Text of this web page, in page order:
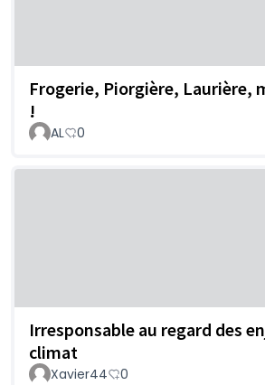
Frogerie, Piorgière, Laurière,
!
AL 0
Irresponsable au regard des
climat
Xavier44 0